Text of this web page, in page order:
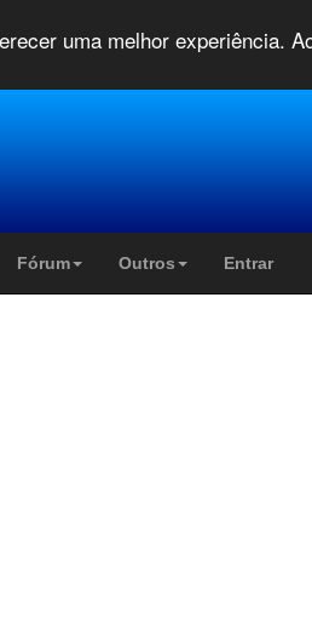
uma melhor experiência.
Fórum Outros Entrar